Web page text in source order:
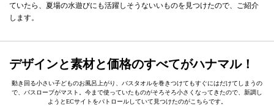
ていたら、夏場の水遊びにも活躍しそうないいものを見つけたので、ご紹介
します。
デザインと素材と価格のすべてがハナマル！
動き回る小さい子どものお風呂上がり、バスタオルを巻きつけてもすぐにはだけてしまうの
で、バスローブがマスト。今まで使っていたものがそろそろ小さくなってきたので、新調し
ようとECサイトをパトロールしていて見つけたのがこちらです。